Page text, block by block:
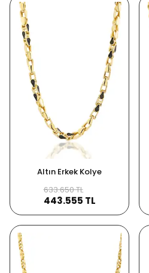
Altın Erkek Kolye
633.650 TL
443.555 TL